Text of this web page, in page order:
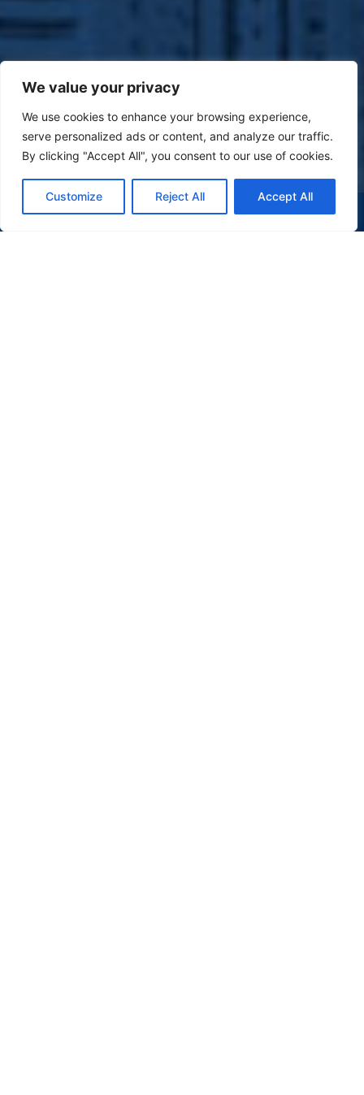
We value your privacy
We use cookies to enhance your browsing experience,
serve personalized ads or content, and analyze our traffic.
By clicking "Accept All", you consent to our use of cookies.
Customize Reject All Accept All
(47) 9 9977-7630